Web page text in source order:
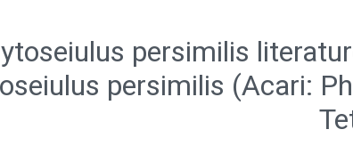
persimilis
persimilis (Acari: